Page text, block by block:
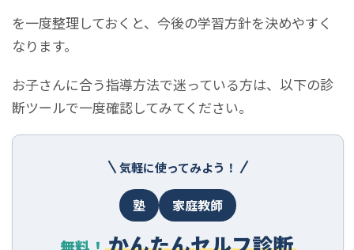
を一度整理しておくと、今後の学習方針を決めやすく
なります。
お子さんに合う指導方法で迷っている方は、以下の診
断ツールで一度確認してみてください。
気軽に使ってみよう！
塾 家庭教師
かんたんセルフ診断